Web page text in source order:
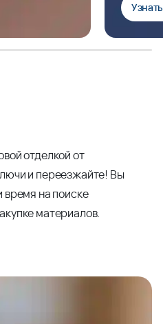
отделкой от
и переезжайте! Вы
время на поиске
материалов.